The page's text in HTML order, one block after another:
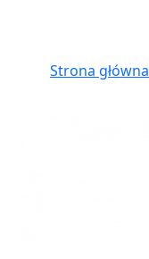
Strona główna